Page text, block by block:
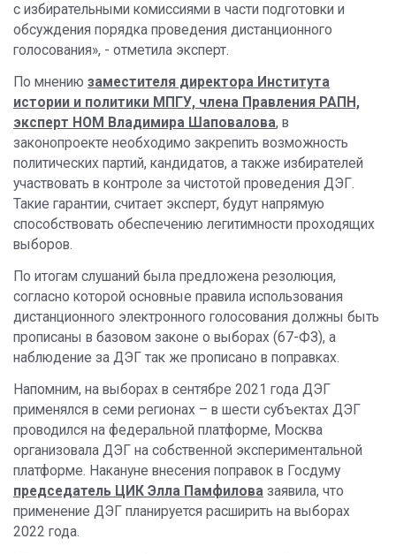
с избирательными комиссиями в части подготовки и
обсуждения порядка проведения дистанционного
голосования», - отметила эксперт.
По мнению заместителя директора Института
истории и политики МПГУ, члена Правления РАПН,
эксперт НОМ Владимира Шаповалова, в
законопроекте необходимо закрепить возможность
политических партий, кандидатов, а также избирателей
участвовать в контроле за чистотой проведения ДЭГ.
Такие гарантии, считает эксперт, будут напрямую
способствовать обеспечению легитимности проходящих
выборов.
По итогам слушаний была предложена резолюция,
согласно которой основные правила использования
дистанционного электронного голосования должны быть
прописаны в базовом законе о выборах (67-ФЗ), а
наблюдение за ДЭГ так же прописано в поправках.
Напомним, на выборах в сентябре 2021 года ДЭГ
применялся в семи регионах – в шести субъектах ДЭГ
проводился на федеральной платформе, Москва
организовала ДЭГ на собственной экспериментальной
платформе. Накануне внесения поправок в Госдуму
председатель ЦИК Элла Памфилова заявила, что
применение ДЭГ планируется расширить на выборах
2022 года.